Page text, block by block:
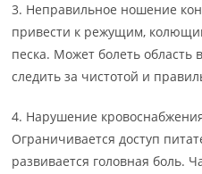
3. Неправильное ношение
привести к режущим,
песка. Может болеть
следить за чистотой и
4. Нарушение
Ограничивается доступ
развивается головная боль.